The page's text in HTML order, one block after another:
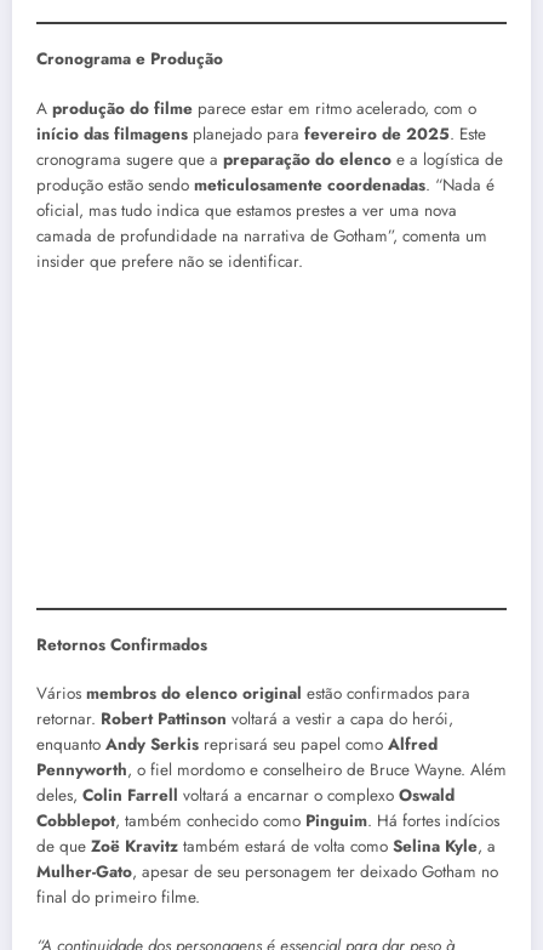
Cronograma e Produção
A produção do filme parece estar em ritmo acelerado, com o
início das filmagens planejado para fevereiro de 2025. Este
cronograma sugere que a preparação do elenco e a logística de
produção estão sendo meticulosamente coordenadas. “Nada é
oficial, mas tudo indica que estamos prestes a ver uma nova
camada de profundidade na narrativa de Gotham”, comenta um
insider que prefere não se identificar.
Retornos Confirmados
Vários membros do elenco original estão confirmados para
retornar. Robert Pattinson voltará a vestir a capa do herói,
enquanto Andy Serkis reprisará seu papel como Alfred
Pennyworth, o fiel mordomo e conselheiro de Bruce Wayne. Além
deles, Colin Farrell voltará a encarnar o complexo Oswald
Cobblepot, também conhecido como Pinguim. Há fortes indícios
de que Zoë Kravitz também estará de volta como Selina Kyle, a
Mulher-Gato, apesar de seu personagem ter deixado Gotham no
final do primeiro filme.